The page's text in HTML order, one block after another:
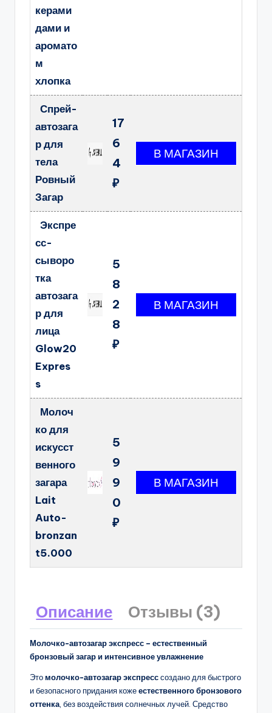
керами
дами и
аромато
м
хлопка
Спрей-
автозага
р для
тела
Ровный
Загар
17
6
4
₽
Экспре
сс-
сыворо
тка
автозага
р для
лица
Glow20
Expres
s
5
8
2
8
₽
Молоч
ко для
искусст
венного
загара
Lait
Auto-
bronzan
t5.000
5
9
9
0
₽
Описание Отзывы (3)
Молочко-автозагар экспресс – естественный
бронзовый загар и интенсивное увлажнение
Этомолочко-автозагар экспресссоздано для быстрого
и безопасного придания кожеестественного бронзового
оттенка , без воздействия солнечных лучей. Средство